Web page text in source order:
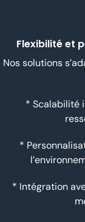
Flexibilité et
Nos solutions
* Scalabilité
*
* Intégration